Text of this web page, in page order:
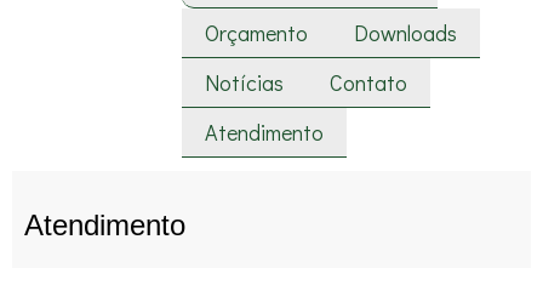
Orçamento
Downloads
Notícias
Contato
Atendimento
Atendimento